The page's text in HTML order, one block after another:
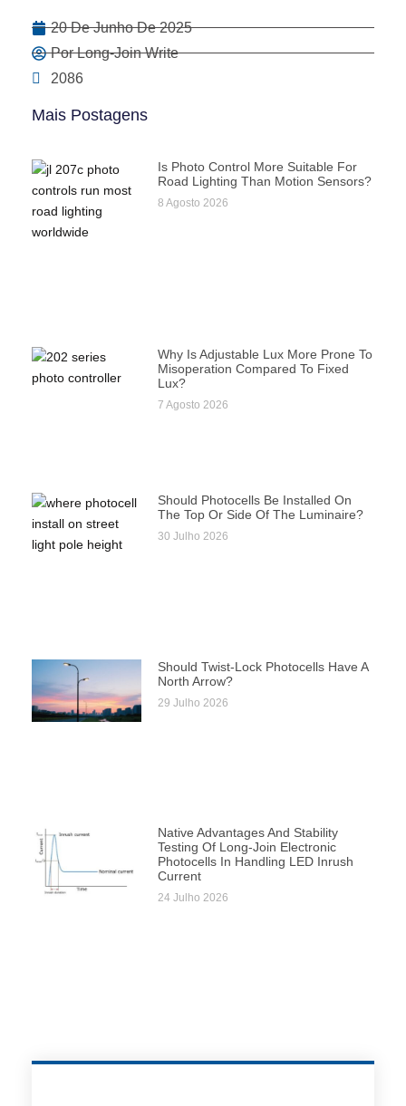
20 De Junho De 2025
Por Long-Join Write
2086
Mais Postagens
Is Photo Control More Suitable For
Road Lighting Than Motion Sensors?
8 Agosto 2026
Why Is Adjustable Lux More Prone To
Misoperation Compared To Fixed
Lux?
7 Agosto 2026
Should Photocells Be Installed On
The Top Or Side Of The Luminaire?
30 Julho 2026
Should Twist-Lock Photocells Have A
North Arrow?
29 Julho 2026
Native Advantages And Stability
Testing Of Long-Join Electronic
Photocells In Handling LED Inrush
Current
24 Julho 2026